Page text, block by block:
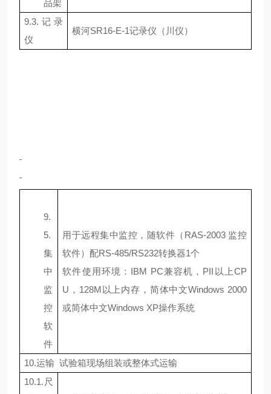
品架
9.3. 记录
仪
横河SR16-E-1记录仪（川仪）
9.
5.
集
中
监
控
软
件
用于远程集中监控，随软件（ RAS-2003 监控
软件）配RS-485/RS232转换器1个
软件使用环境： IBM PC兼容机， PII 以上CP
U ， 128M 以上内存，简体中文Windows 2000
或简体中文Windows XP操作系统
10.运输 试验箱现场组装或整体式运输
10.1. 尺